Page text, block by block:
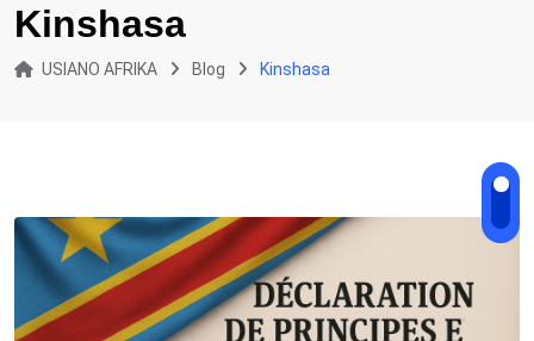
Kinshasa
USIANO AFRIKA Blog Kinshasa